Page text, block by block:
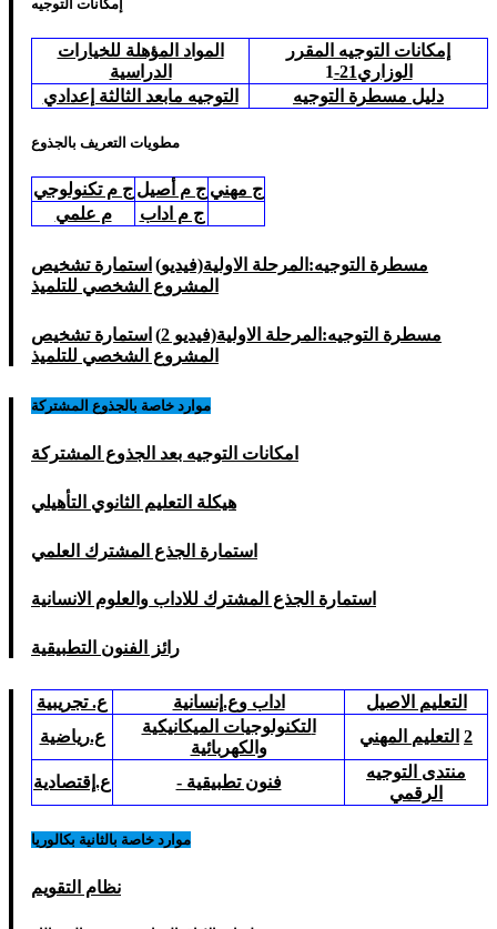
إمكانات التوجيه
إمكانات التوجيه المقرر
الوزاري21-
1
المواد المؤهلة للخيارات
الدراسية
دليل مسطرة التوجيه
التوجيه مابعد الثالثة إعدادي
مطويات التعريف بالجذوع
ج مهني ج م أصيل ج م تكنولوجي
ج م اداب
م علمي
مسطرة التوجيه:المرحلة الاولية(فيديو) استمارة تشخيص
المشروع الشخصي للتلميذ
مسطرة التوجيه:المرحلة الاولية(فيديو 2)
استمارة تشخيص
المشروع الشخصي للتلميذ
موارد خاصة بالجذوع المشتركة
امكانات التوجيه بعد الجذوع المشتركة
هيكلة التعليم الثانوي التأهيلي
استمارة الجذع المشترك العلمي
استمارة الجذع المشترك للاداب والعلوم الانسانية
رائز الفنون التطبيقية
التعليم الاصيل اداب وع.إنسانية
ع. تجريبية
2 التعليم المهني
لتكنولوجيات الميكانيكية
والكهربائية
ع.رياضية
منتدى التوجيه
الرقمي
فنون تطبيقية - ع.إقتصادية
موارد خاصة بالثانية بكالوريا
نظام التقويم